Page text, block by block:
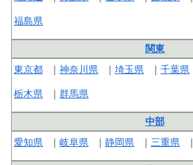
福島県
関東
東京都
神奈川県 埼玉県 千葉県
栃木県 群馬県
中部
愛知県
岐阜県 静岡県 三重県